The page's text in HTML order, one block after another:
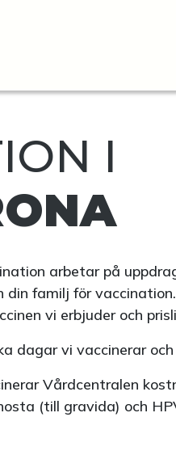
I
arbetar på
din familj för
vi erbjuder och
dagar vi vaccinerar
Vårdcentralen
(till gravida) och